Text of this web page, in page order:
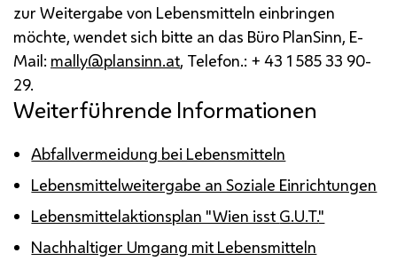
zur Weitergabe von Lebensmitteln einbringen
möchte, wendet sich bitte an das Büro PlanSinn, E-
Mail: mally@plansinn.at, Telefon.: + 43 1 585 33 90-
29.
Weiterführende Informationen
Abfallvermeidung bei Lebensmitteln
Lebensmittelweitergabe an Soziale Einrichtungen
Lebensmittelaktionsplan "Wien isst G.U.T."
Nachhaltiger Umgang mit Lebensmitteln